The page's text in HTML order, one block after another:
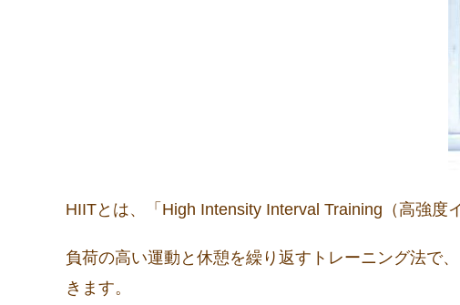
HIITとは、「High Intensity Interval Training（高強度
負荷の高い運動と休憩を繰り返すトレーニング法で
きます。